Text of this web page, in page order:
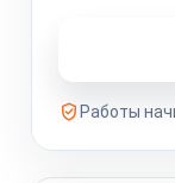
Работы